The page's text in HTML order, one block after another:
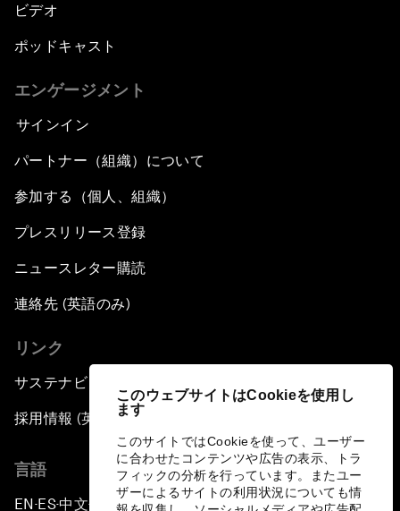
このウェブサイトはCookieを使用し
ます
このサイトではCookieを使って、ユーザー
に合わせたコンテンツや広告の表示、トラ
フィックの分析を行っています。またユー
ザーによるサイトの利用状況についても情
ビデオ
ポッドキャスト
エンゲージメント
サインイン
パートナー（組織）について
参加する（個人、組織）
プレスリリース登録
ニュースレター購読
連絡先 (英語のみ)
リンク
サステナビリティへの取り組み
採用情報 (英語のみ)
言語
EN ▪ES▪中文▪ 日本語